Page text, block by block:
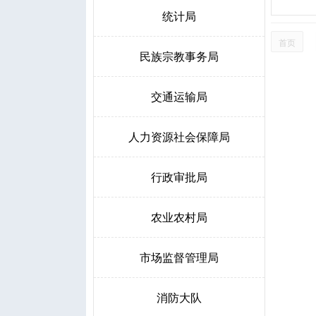
统计局
民族宗教事务局
交通运输局
人力资源社会保障局
行政审批局
农业农村局
市场监督管理局
消防大队
首页